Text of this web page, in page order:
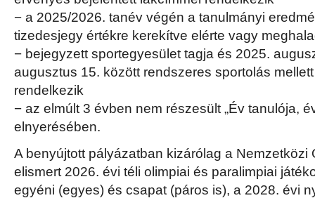
− a 2025/2026. tanév végén a tanulmányi
tizedesjegy értékre kerekítve elérte vagy
− bejegyzett sportegyesület tagja és 2025.
augusztus 15. között rendszeres sportolás
rendelkezik
− az elmúlt 3 évben nem részesült „Év tanulója,
elnyerésében.
A benyújtott pályázatban kizárólag a Nemzetközi
elismert 2026. évi téli olimpiai és paralimpiai
egyéni (egyes) és csapat (páros is), a 2028. évi